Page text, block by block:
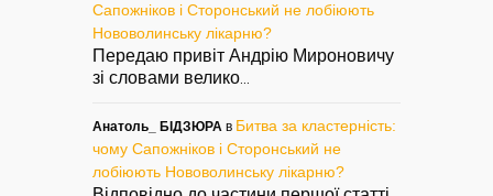
Сапожніков і Сторонський не лобіюють
Нововолинську лікарню?
Передаю привіт Андрію Мироновичу
зі словами велико
Анатоль_ БІДЗЮРА в Битва за кластерність:
чому Сапожніков і Сторонський не
лобіюють Нововолинську лікарню?